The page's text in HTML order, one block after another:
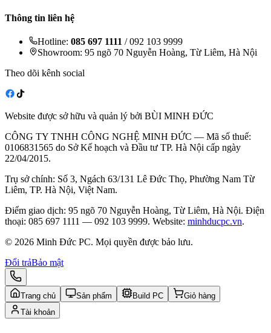
Thông tin liên hệ
Hotline: 085 697 1111 / 092 103 9999
Showroom: 95 ngõ 70 Nguyễn Hoàng, Từ Liêm, Hà Nội
Theo dõi kênh social
Website được sở hữu và quản lý bởi BÙI MINH ĐỨC
CÔNG TY TNHH CÔNG NGHỆ MINH ĐỨC — Mã số thuế:
0106831565 do Sở Kế hoạch và Đầu tư TP. Hà Nội cấp ngày
22/04/2015.
Trụ sở chính: Số 3, Ngách 63/131 Lê Đức Thọ, Phường Nam Từ
Liêm, TP. Hà Nội, Việt Nam.
Điểm giao dịch: 95 ngõ 70 Nguyễn Hoàng, Từ Liêm, Hà Nội. Điện
thoại: 085 697 1111 — 092 103 9999. Website: minhducpc.vn.
© 2026 Minh Đức PC. Mọi quyền được bảo lưu.
Đổi trảBảo mật
Trang chủ Sản phẩm Build PC
Giỏ hàng
Tài khoản